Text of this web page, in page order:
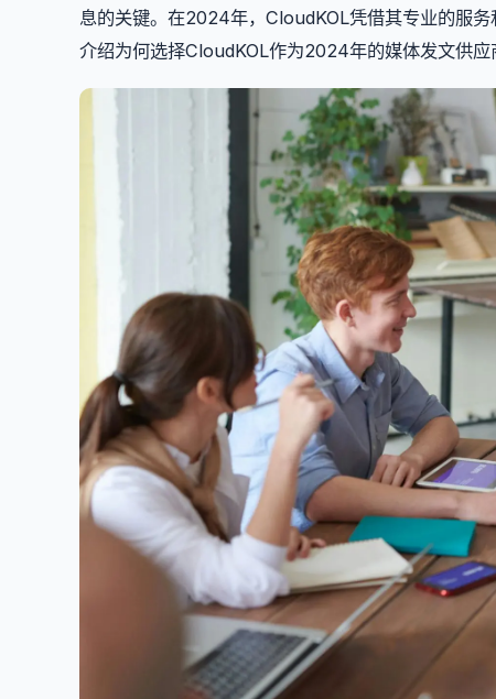
息的关键。在2024年，CloudKOL凭借其专业的服
介绍为何选择CloudKOL作为2024年的媒体发文供应